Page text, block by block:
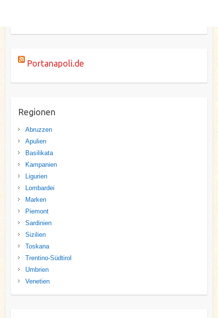
Portanapoli.de
Regionen
Abruzzen
Apulien
Basilikata
Kampanien
Ligurien
Lombardei
Marken
Piemont
Sardinien
Sizilien
Toskana
Trentino-Südtirol
Umbrien
Venetien